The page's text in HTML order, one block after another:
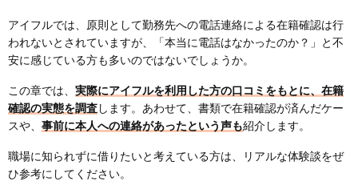
アイフルでは、原則として勤務先への電話連絡による在籍確認は行
われないとされていますが、「本当に電話はなかったのか？」と不
安に感じている方も多いのではないでしょうか。
この章では、 実際にアイフルを利用した方の口コミをもとに、在籍
確認の実態を調査 します。あわせて、書類で在籍確認が済んだケー
スや、 事前に本人への連絡があったという声も紹介します。
職場に知られずに借りたいと考えている方は、リアルな体験談をぜ
ひ参考にしてください。